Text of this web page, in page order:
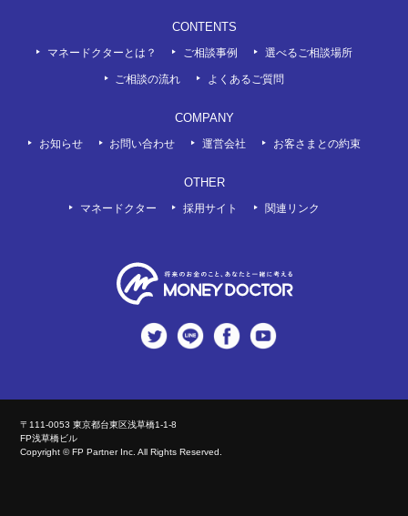
CONTENTS
マネードクターとは？ ご相談事例 選べるご相談場所
ご相談の流れ よくあるご質問
COMPANY
お知らせ お問い合わせ 運営会社 お客さまとの約束
OTHER
マネードクター 採用サイト 関連リンク
twitter LINE Facebook
〒111-0053 東京都台東区浅草橋1-1-8
FP浅草橋ビル
Copyright © FP Partner Inc. All Rights Reserved.